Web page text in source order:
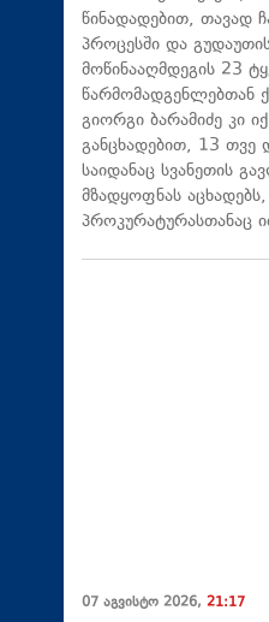
წინადადებით, თავად
პროცესში და
მოწინააღმდეგის 23
წარმომადგენლებთან
გიორგი ბარამიძე კი
განცხადებით, 13 თვე
საიდანაც სვანეთის
მზადყოფნას
პროკურატურასთანაც
07 აგვისტო 2026, 21:17